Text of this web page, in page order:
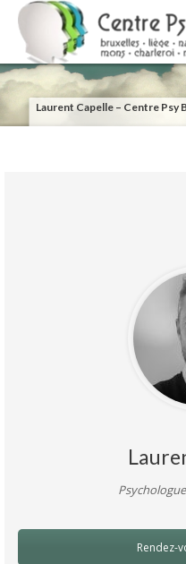
Laurent Capelle – Centre Psy
Rendez-